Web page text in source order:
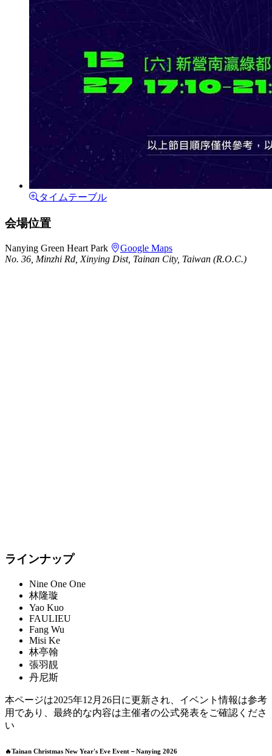
タイムテーブル
会場位置
Nanying Green Heart Park
Google Maps
No. 36, Minzhi Rd, Xinying Dist, Tainan City, Taiwan (R.O.C.)
ラインナップ
Nine One One
林隆璇
Yao Kuo
FAULIEU
Fang Wu
Misi Ke
林亭翰
張羽靚
丹尼斯
本ページは2025年12月26日に更新され、イベント情報は参考
用であり、最終的な内容は主催者の公式発表をご確認くださ
い
🔥Tainan Christmas New Year's Eve Event－Nanying 2026